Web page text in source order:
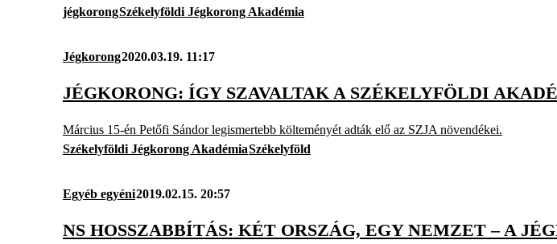
jégkorongSzékelyföldi Jégkorong Akadémia
Jégkorong2020.03.19. 11:17
JÉGKORONG: ÍGY SZAVALTAK A SZÉKELYFÖLDI
Március 15-én Petőfi Sándor legismertebb költeményét adták elő az SZJA növendékei.
Székelyföldi Jégkorong AkadémiaSzékelyföld
Egyéb egyéni2019.02.15. 20:57
NS HOSSZABBÍTÁS: KÉT ORSZÁG, EGY NEMZET – A